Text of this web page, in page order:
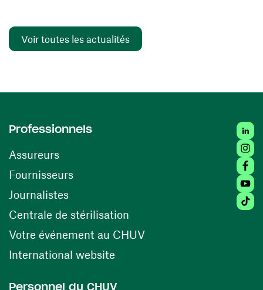
Voir toutes les actualités
Professionnels
Assureurs
Fournisseurs(ouvre une nouvelle fenêtre)
Journalistes
Centrale de stérilisation (ouvre une nouvelle
Votre événement au CHUV(ouvre une nouvelle
International website
Personnel du CHUV